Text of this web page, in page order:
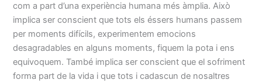
com a part d’una experiència humana més àmplia. Això
implica ser conscient que tots els éssers humans passem
per moments difícils, experimentem emocions
desagradables en alguns moments, fiquem la pota i ens
equivoquem. També implica ser conscient que el sofriment
forma part de la vida i que tots i cadascun de nosaltres